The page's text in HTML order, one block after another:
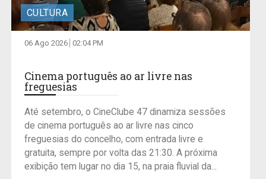
CULTURA
06 Ago 2026 02:04 PM
Cinema português ao ar livre nas
freguesias
Até setembro, o CineClube 47 dinamiza sessões
de cinema português ao ar livre nas cinco
freguesias do concelho, com entrada livre e
gratuita, sempre por volta das 21:30. A próxima
exibição tem lugar no dia 15, na praia fluvial da...